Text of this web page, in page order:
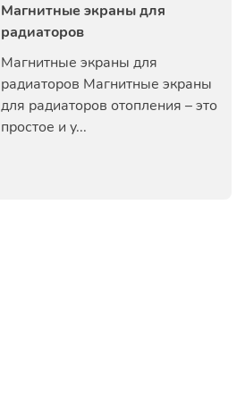
Магнитные экраны для
радиаторов
Магнитные экраны для
радиаторов Магнитные экраны
для радиаторов отопления – это
простое и у...